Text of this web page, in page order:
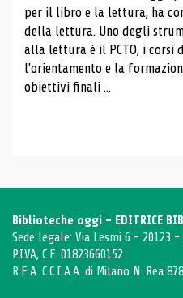
per il libro e la lettura, ha
della lettura. Uno degli
alla lettura è il PCTO, i corsi
l'orientamento e la
obiettivi finali ...
Biblioteche oggi - EDITRICE
Sede legale: Via Lesmi 6 - 20123
P.IVA, C.F. 01823660152
R.E.A. C.C.I.A.A. di Milano N. Rea